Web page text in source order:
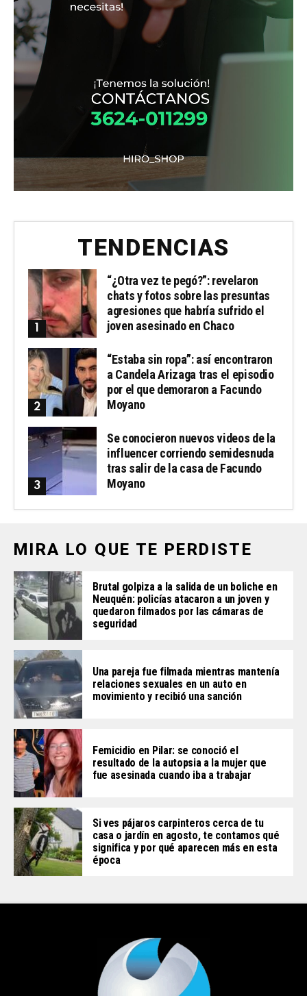
TENDENCIAS
“¿Otra vez te pegó?”: revelaron
chats y fotos sobre las presuntas
agresiones que habría sufrido el
joven asesinado en Chaco
“Estaba sin ropa”: así encontraron
a Candela Arizaga tras el episodio
por el que demoraron a Facundo
Moyano
Se conocieron nuevos videos de la
influencer corriendo semidesnuda
tras salir de la casa de Facundo
Moyano
MIRA LO QUE TE PERDISTE
Brutal golpiza a la salida de un boliche en
Neuquén: policías atacaron a un joven y
quedaron filmados por las cámaras de
seguridad
Una pareja fue filmada mientras mantenía
relaciones sexuales en un auto en
movimiento y recibió una sanción
Femicidio en Pilar: se conoció el
resultado de la autopsia a la mujer que
fue asesinada cuando iba a trabajar
Si ves pájaros carpinteros cerca de tu
casa o jardín en agosto, te contamos qué
significa y por qué aparecen más en esta
época